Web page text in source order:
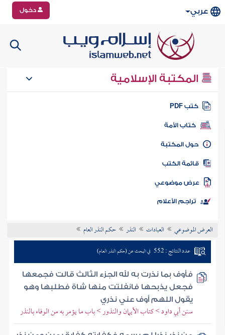
عربي دخول
المكتبة الإسلامية
كتب PDF
كتاب الأمة
المكتبة
الكتب
موضوعي
تراجم الأعلام
العرض الموضوعي العبادات النذر حكم النذر العام
عدد النتائج : 552 في البحث عن (حكم النذر العام)
فأوف بما نذرت به لله الجزء الثالث قالت فجمعها
فجعل يذبحها فانفلتت منها شاة فطلبها وهو
يقول اللهم أوف عني نذري
سنن أبي داود > كتاب الأيمان والنذور > باب ما يؤمر به من الوفاء بالنذر